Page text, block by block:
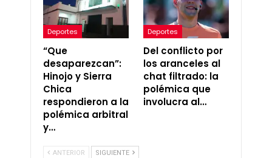
Deportes
“Que
desaparezcan”:
Hinojo y Sierra
Chica
respondieron a la
polémica arbitral
y…
Deportes
Del conflicto por
los aranceles al
chat filtrado: la
polémica que
involucra al…
ANTERIOR SIGUIENTE